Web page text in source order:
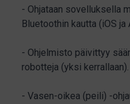
- Ohjataan sovelluksella
Bluetoothin kautta (iOS ja
- Ohjelmisto päivittyy
robotteja (yksi
- Vasen-oikea (peili) -